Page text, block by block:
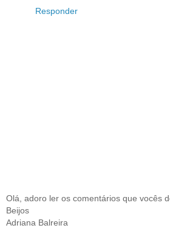
Responder
Olá, adoro ler os comentários que vocês
Beijos
Adriana Balreira